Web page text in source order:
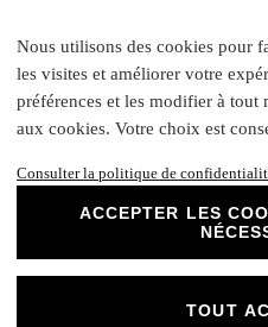
Chez Universe
tout en œuvre pour
d'exception qui
plus exigeantes.
expertise et à notre
accompagner dans la
projets évènementiels.
Une fois votre commande
visualiser un aperçu avec
couleurs, un créateur vous
pourrez discuter des
Nous utilisons des cookies pour
les visites et améliorer votre
préférences et les modifier à tout
aux cookies. Votre choix est
Consulter la politique de
ACCEPTER LES
TOUT